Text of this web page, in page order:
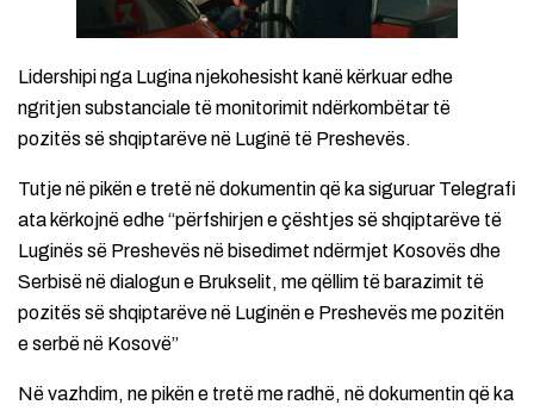
Lidershipi nga Lugina njekohesisht kanë kërkuar edhe
ngritjen substanciale të monitorimit ndërkombëtar të
pozitës së shqiptarëve në Luginë të Preshevës.
Tutje në pikën e tretë në dokumentin që ka siguruar Telegrafi
ata kërkojnë edhe “përfshirjen e çështjes së shqiptarëve të
Luginës së Preshevës në bisedimet ndërmjet Kosovës dhe
Serbisë në dialogun e Brukselit, me qëllim të barazimit të
pozitës së shqiptarëve në Luginën e Preshevës me pozitën
e serbë në Kosovë”
Në vazhdim, ne pikën e tretë me radhë, në dokumentin që ka